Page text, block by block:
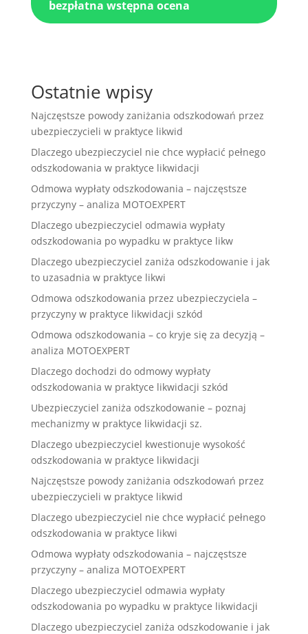
bezpłatna wstępna ocena
Ostatnie wpisy
Najczęstsze powody zaniżania odszkodowań przez
ubezpieczycieli w praktyce likwid
Dlaczego ubezpieczyciel nie chce wypłacić pełnego
odszkodowania w praktyce likwidacji
Odmowa wypłaty odszkodowania – najczęstsze
przyczyny – analiza MOTOEXPERT
Dlaczego ubezpieczyciel odmawia wypłaty
odszkodowania po wypadku w praktyce likw
Dlaczego ubezpieczyciel zaniża odszkodowanie i jak
to uzasadnia w praktyce likwi
Odmowa odszkodowania przez ubezpieczyciela –
przyczyny w praktyce likwidacji szkód
Odmowa odszkodowania – co kryje się za decyzją –
analiza MOTOEXPERT
Dlaczego dochodzi do odmowy wypłaty
odszkodowania w praktyce likwidacji szkód
Ubezpieczyciel zaniża odszkodowanie – poznaj
mechanizmy w praktyce likwidacji sz.
Dlaczego ubezpieczyciel kwestionuje wysokość
odszkodowania w praktyce likwidacji
Najczęstsze powody zaniżania odszkodowań przez
ubezpieczycieli w praktyce likwid
Dlaczego ubezpieczyciel nie chce wypłacić pełnego
odszkodowania w praktyce likwi
Odmowa wypłaty odszkodowania – najczęstsze
przyczyny – analiza MOTOEXPERT
Dlaczego ubezpieczyciel odmawia wypłaty
odszkodowania po wypadku w praktyce likwidacji
Dlaczego ubezpieczyciel zaniża odszkodowanie i jak